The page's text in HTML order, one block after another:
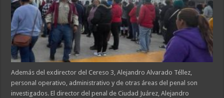
Además del exdirector del Cereso 3, Alejandro Alvarado Téllez,
personal operativo, administrativo y de otras áreas del penal son
investigados. El director del penal de Ciudad Juárez, Alejandro